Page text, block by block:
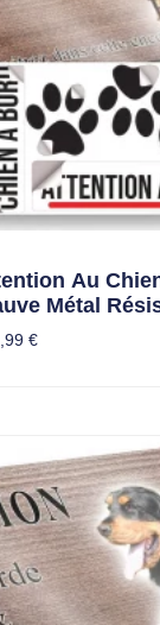
Au
Métal
€